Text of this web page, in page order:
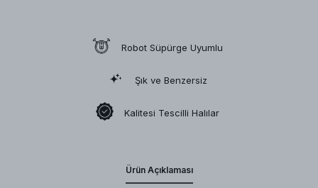
Robot Süpürge Uyumlu
Şık ve Benzersiz
Kalitesi Tescilli Halılar
Ürün Açıklaması